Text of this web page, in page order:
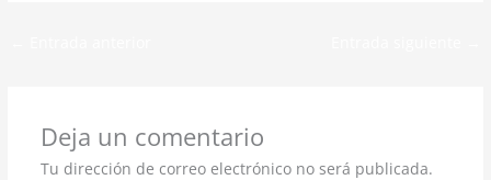
Deja un comentario
Tu dirección de correo electrónico no será publicada.